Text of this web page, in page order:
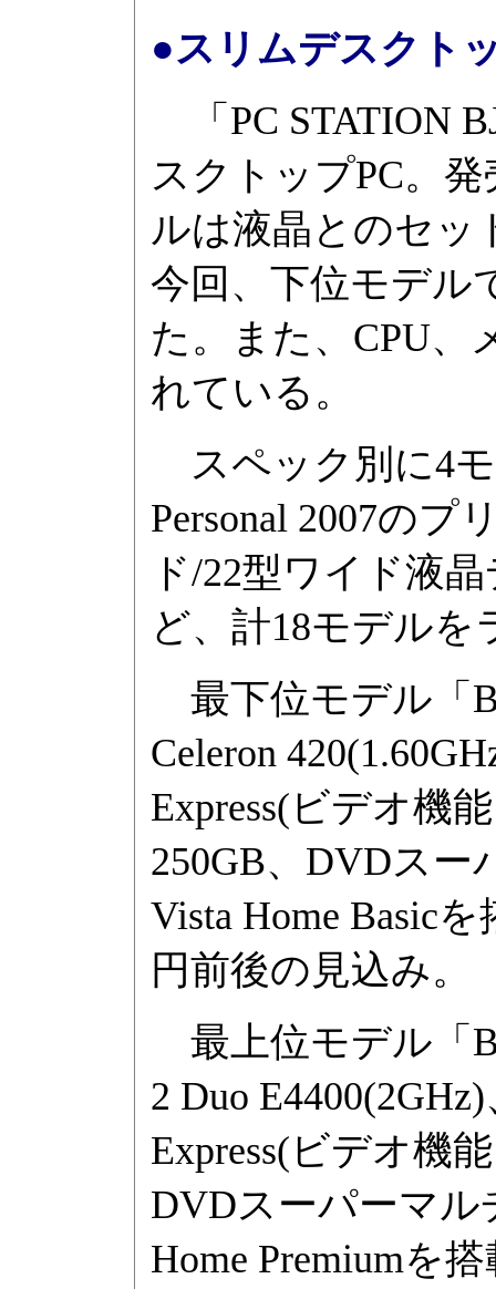
●スリムデスクト
「PC STATION
スクトップPC。
ルは液晶とのセッ
今回、下位モデル
た。また、CPU、
れている。
スペック別に4
Personal 2007のプ
ド/22型ワイド液
ど、計18モデル
最下位モデル「
Celeron
Express(ビデオ機
250GB、DVDスー
Vista Home Basic
円前後の見込み。
最上位モデル「
2 Duo
Express(ビデオ機
DVDスーパーマル
Home Premiumを